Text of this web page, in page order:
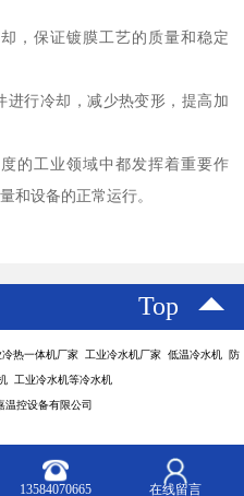
，保证镀膜工艺的质量和稳定
进行冷却，减少热变形，提高加
的工业领域中都发挥着重要作
和设备的正常运行。
Top
热一体机厂家 工业冷水机厂家 低温冷水机 防
工业冷水机等冷水机
温控设备有限公司
13584070665 在线留言